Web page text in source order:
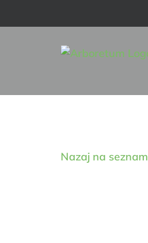
to
Nazaj na seznam